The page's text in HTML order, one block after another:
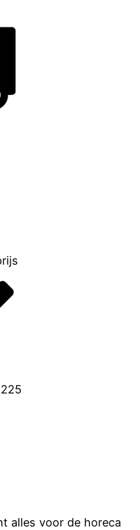
alles voor de horeca